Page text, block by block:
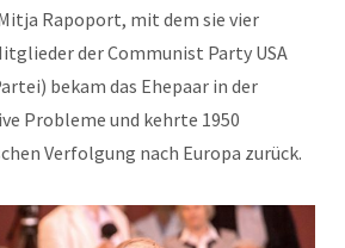
Rapoport, mit dem sie vier
der Communist Party USA
bekam das Ehepaar in der
Probleme und kehrte 1950
Verfolgung nach Europa zurück.